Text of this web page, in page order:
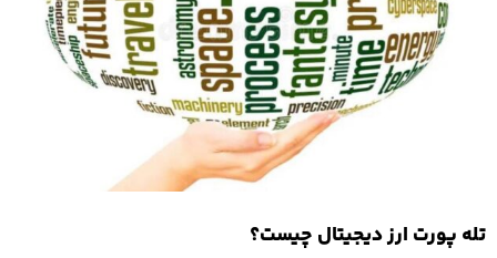
تله پورت ارز دیجیتال چیست؟